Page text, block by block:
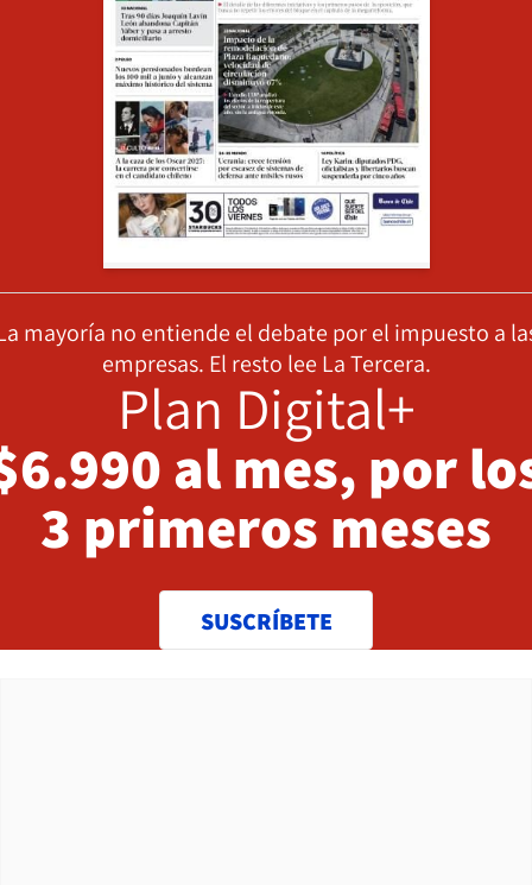
mayoría no entiende el debate por el impuesto a
empresas. El resto lee La Tercera.
Plan Digital+
al mes, por
3 primeros meses
SUSCRÍBETE